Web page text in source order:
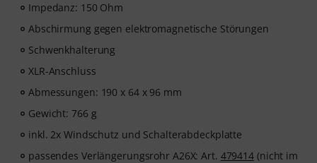
Impedanz: 150 Ohm
Abschirmung gegen elektromagnetische Störungen
Schwenkhalterung
XLR-Anschluss
Abmessungen: 190 x 64 x 96 mm
Gewicht: 766 g
inkl. 2x Windschutz und Schalterabdeckplatte
passendes Verlängerungsrohr A26X: Art. 479414 (nicht im